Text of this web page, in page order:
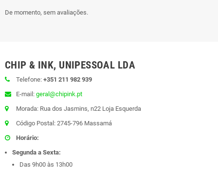
De momento, sem avaliações.
CHIP & INK, UNIPESSOAL LDA
Telefone: +351 211 982 939
E-mail: geral@chipink.pt
Morada: Rua dos Jasmins, n22 Loja Esquerda
Código Postal: 2745-796 Massamá
Horário:
Segunda a Sexta:
Das 9h00 às 13h00